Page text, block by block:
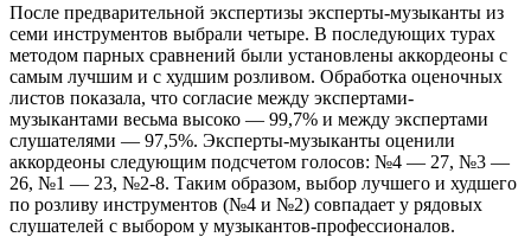
После предварительной экспертизы эксперты-музыканты из
семи инструментов выбрали четыре. В последующих турах
методом парных сравнений были установлены аккордеоны с
самым лучшим и с худшим розливом. Обработка оценочных
листов показала, что согласие между экспертами-
музыкантами весьма высоко — 99,7% и между экспертами
слушателями — 97,5%. Эксперты-музыканты оценили
аккордеоны следующим подсчетом голосов: №4 — 27, №3 —
26, №1 — 23, №2-8. Таким образом, выбор лучшего и худшего
по розливу инструментов (№4 и №2) совпадает у рядовых
слушателей с выбором у музыкантов-профессионалов.